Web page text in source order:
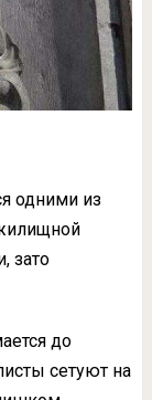
одними из
зато
до
сетуют на